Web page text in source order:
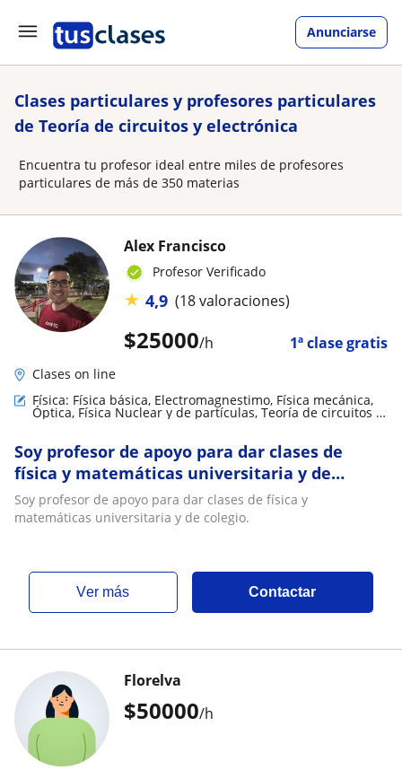
Anunciarse
Clases particulares y profesores particulares
de Teoría de circuitos y electrónica
Encuentra tu profesor ideal entre miles de profesores
particulares de más de 350 materias
$25000/h 1ª clase gratis
Alex Francisco
Profesor Verificado
★ 4,9 (18 valoraciones)
Clases on line
Física: Física básica, Electromagnestimo, Física mecánica,
Óptica, Física Nuclear y de partículas, Teoría de circuitos y
electrónica
Soy profesor de apoyo para dar clases de
física y matemáticas universitaria y de
colegio
Soy profesor de apoyo para dar clases de física y
matemáticas universitaria y de colegio.
ver más Contactar
$50000/h
Florelva